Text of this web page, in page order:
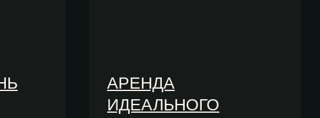
АРЕНДА
ИДЕАЛЬНОГО